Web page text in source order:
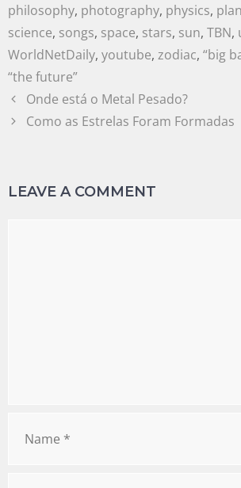
philosophy, photography, physics,
science, songs, space, stars, sun, TBN,
WorldNetDaily, youtube, zodiac, “big
“the future”
Onde está o Metal Pesado?
Como as Estrelas Foram Formadas
LEAVE A COMMENT